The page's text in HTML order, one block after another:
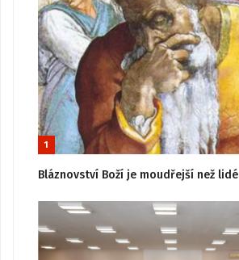
1
Bláznovství Boží je moudřejší než lidé